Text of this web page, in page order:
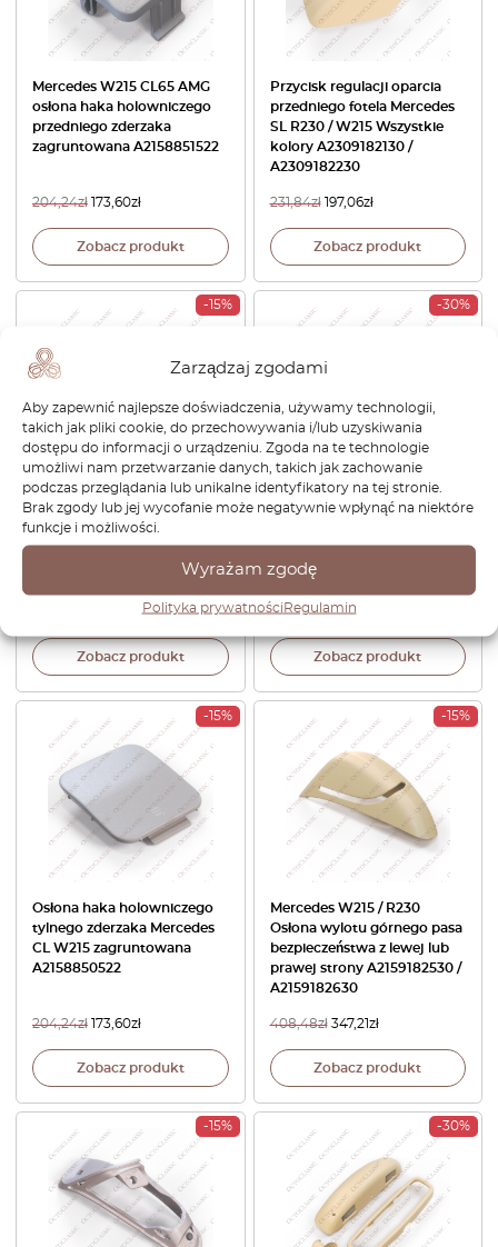
Zarządzaj zgodami
Aby zapewnić najlepsze doświadczenia, używamy technologii,
takich jak pliki cookie, do przechowywania i/lub uzyskiwania
dostępu do informacji o urządzeniu. Zgoda na te technologie
umożliwi nam przetwarzanie danych, takich jak zachowanie
podczas przeglądania lub unikalne identyfikatory na tej stronie.
Brak zgody lub jej wycofanie może negatywnie wpłynąć na niektóre
funkcje i możliwości.
Wyrażam zgodę
Polityka prywatnościRegulamin
Mercedes W215 CL65 AMG
osłona haka holowniczego
przedniego zderzaka
zagruntowana A2158851522
204,24zł 173,60zł
Zobacz produkt
Przycisk regulacji oparcia
przedniego fotela Mercedes
SL R230 / W215 Wszystkie
kolory A2309182130 /
A2309182230
231,84zł 197,06zł
Zobacz produkt
-15%
Mercedes W215 W220
Osłona lusterka z
przyciskiem SOS i
zł
Zobacz produkt
-30%
Osłona lusterka wstecznego
Mercedes R230 / W215 /
1.104,00zł 772,80
Zobacz produkt
-15%
Osłona haka holowniczego
tylnego zderzaka Mercedes
CL W215 zagruntowana
A2158850522
204,24zł 173,60zł
Zobacz produkt
-15%
Mercedes W215 / R230
Osłona wylotu górnego pasa
bezpieczeństwa z lewej lub
prawej strony A2159182530 /
A2159182630
408,48zł 347,21zł
Zobacz produkt
-15% -30%